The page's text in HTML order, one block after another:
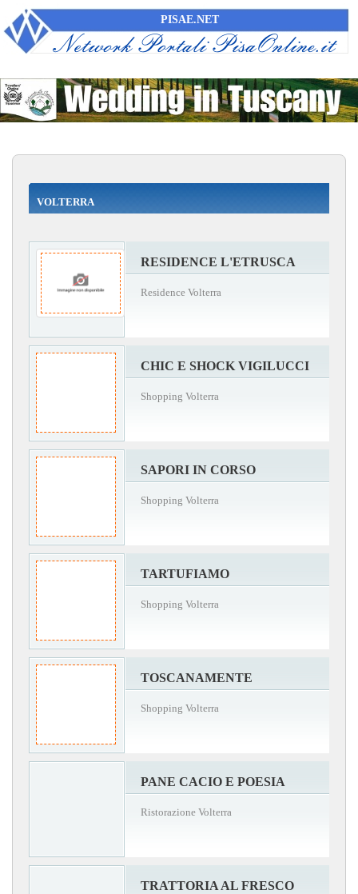
PISAE.NET
VOLTERRA
RESIDENCE L'ETRUSCA
Residence Volterra
CHIC E SHOCK VIGILUCCI
Shopping Volterra
SAPORI IN CORSO
Shopping Volterra
TARTUFIAMO
Shopping Volterra
TOSCANAMENTE
Shopping Volterra
PANE CACIO E POESIA
Ristorazione Volterra
TRATTORIA AL FRESCO